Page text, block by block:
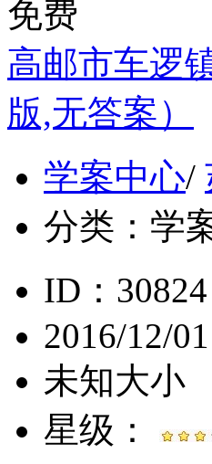
免费
高邮市车逻
版,无答案）
学案中心/
分类： 学
ID：30824
2016/12/
未知大小
星级：